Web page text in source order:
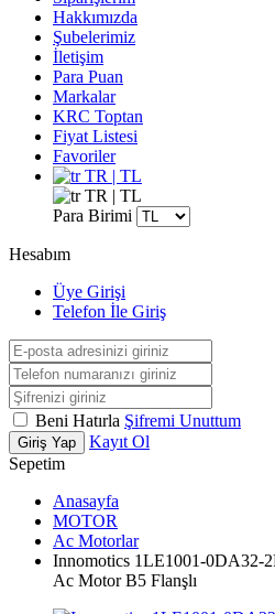
Hakkımızda
Şubelerimiz
İletişim
Para Puan
Markalar
KRC Toptan
Fiyat Listesi
Favoriler
TR | TL
TR | TL
Para Birimi
Hesabım
Üye Girişi
Telefon İle Giriş
Beni Hatırla Şifremi Unuttum
Giriş Yap
Kayıt Ol
Sepetim
Anasayfa
MOTOR
Ac Motorlar
Innomotics 1LE1001-0DA32-
Ac Motor B5 Flanşlı